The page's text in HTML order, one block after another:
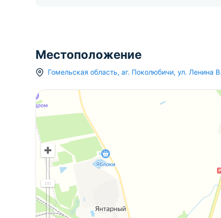
Местоположение
Гомельская область, аг. Поколюбичи, ул. Ленина